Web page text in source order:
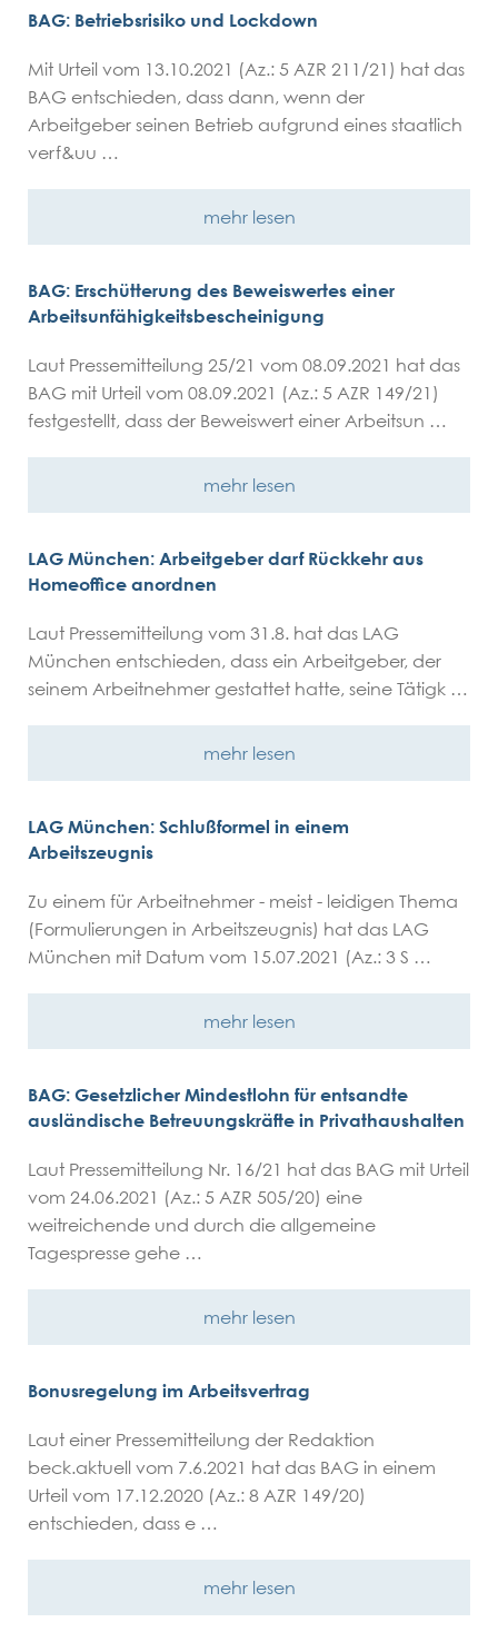
BAG: Betriebsrisiko und Lockdown
Mit Urteil vom 13.10.2021 (Az.: 5 AZR 211/21) hat das
BAG entschieden, dass dann, wenn der
Arbeitgeber seinen Betrieb aufgrund eines staatlich
verf&uu …
mehr lesen
BAG: Erschütterung des Beweiswertes einer
Arbeitsunfähigkeitsbescheinigung
Laut Pressemitteilung 25/21 vom 08.09.2021 hat das
BAG mit Urteil vom 08.09.2021 (Az.: 5 AZR 149/21)
festgestellt, dass der Beweiswert einer Arbeitsun …
mehr lesen
LAG München: Arbeitgeber darf Rückkehr aus
Homeoffice anordnen
Laut Pressemitteilung vom 31.8. hat das LAG
München entschieden, dass ein Arbeitgeber, der
seinem Arbeitnehmer gestattet hatte, seine Tätigk …
mehr lesen
LAG München: Schlußformel in einem
Arbeitszeugnis
Zu einem für Arbeitnehmer - meist - leidigen Thema
(Formulierungen in Arbeitszeugnis) hat das LAG
München mit Datum vom 15.07.2021 (Az.: 3 S …
mehr lesen
BAG: Gesetzlicher Mindestlohn für entsandte
ausländische Betreuungskräfte in Privathaushalten
Laut Pressemitteilung Nr. 16/21 hat das BAG mit Urteil
vom 24.06.2021 (Az.: 5 AZR 505/20) eine
weitreichende und durch die allgemeine
Tagespresse gehe …
mehr lesen
Bonusregelung im Arbeitsvertrag
Laut einer Pressemitteilung der Redaktion
beck.aktuell vom 7.6.2021 hat das BAG in einem
Urteil vom 17.12.2020 (Az.: 8 AZR 149/20)
entschieden, dass e …
mehr lesen